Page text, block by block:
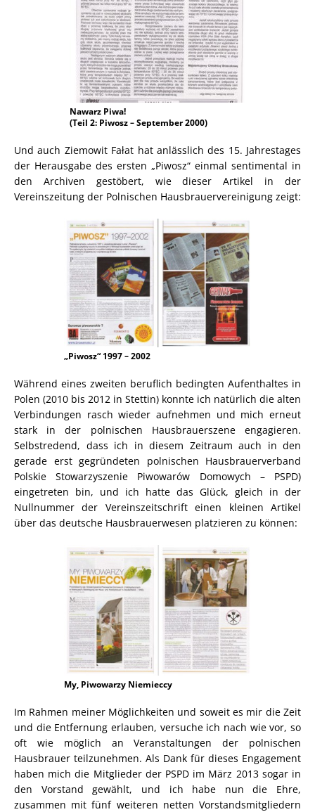
Nawarz Piwa!
(Teil 2: Piwosz – September 2000)
Und auch Ziemowit Fałat hat anlässlich des 15. Jahrestages
der Herausgabe des ersten „Piwosz“ einmal sentimental in
den Archiven gestöbert, wie dieser Artikel in der
Vereinszeitung der Polnischen Hausbrauervereinigung zeigt:
„Piwosz“ 1997 – 2002
Während eines zweiten beruflich bedingten Aufenthaltes in
Polen (2010 bis 2012 in Stettin) konnte ich natürlich die alten
Verbindungen rasch wieder aufnehmen und mich erneut
stark in der polnischen Hausbrauerszene engagieren.
Selbstredend, dass ich in diesem Zeitraum auch in den
gerade erst gegründeten polnischen Hausbrauerverband
Polskie Stowarzyszenie Piwowarów Domowych – PSPD)
eingetreten bin, und ich hatte das Glück, gleich in der
Nullnummer der Vereinszeitschrift einen kleinen Artikel
über das deutsche Hausbrauerwesen platzieren zu können:
My, Piwowarzy Niemieccy
Im Rahmen meiner Möglichkeiten und soweit es mir die Zeit
und die Entfernung erlauben, versuche ich nach wie vor, so
oft wie möglich an Veranstaltungen der polnischen
Hausbrauer teilzunehmen. Als Dank für dieses Engagement
haben mich die Mitglieder der PSPD im März 2013 sogar in
den Vorstand gewählt, und ich habe nun die Ehre,
zusammen mit fünf weiteren netten Vorstandsmitgliedern